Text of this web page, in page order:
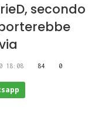
secondo
18:08 84 0